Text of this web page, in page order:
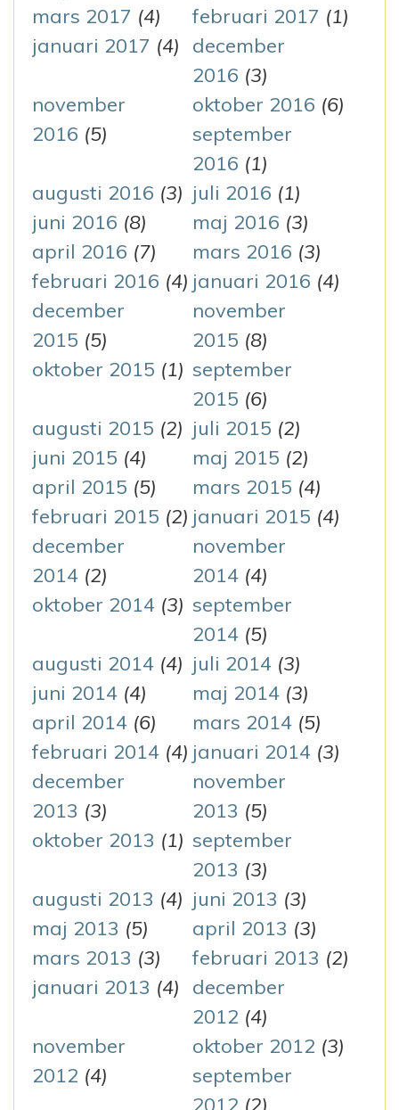
mars 2017 (4) februari 2017 (1)
januari 2017 (4)
december
2016 (3)
november
2016 (5)
oktober 2016 (6)
september
2016 (1)
augusti 2016 (3) juli 2016 (1)
juni 2016 (8) maj 2016 (3)
april 2016 (7) mars 2016 (3)
februari 2016 (4) januari 2016 (4)
december
2015 (5)
november
2015 (8)
oktober 2015 (1) september
2015 (6)
augusti 2015 (2) juli 2015 (2)
juni 2015 (4) maj 2015 (2)
april 2015 (5) mars 2015 (4)
februari 2015 (2) januari 2015 (4)
december
2014 (2)
november
2014 (4)
oktober 2014 (3) september
2014 (5)
augusti 2014 (4) juli 2014 (3)
juni 2014 (4) maj 2014 (3)
april 2014 (6) mars 2014 (5)
februari 2014 (4) januari 2014 (3)
december
2013 (3)
november
2013 (5)
oktober 2013 (1) september
2013 (3)
augusti 2013 (4) juni 2013 (3)
maj 2013 (5) april 2013 (3)
mars 2013 (3) februari 2013 (2)
januari 2013 (4)
december
2012 (4)
november
2012 (4)
oktober 2012 (3)
september
2012 (2)